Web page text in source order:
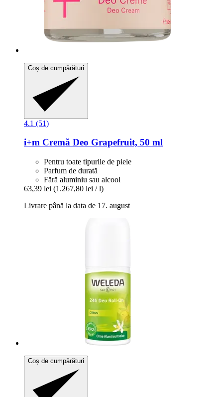
Coș de cumpărături
4.1 (51)
i+m Cremă Deo Grapefruit, 50 ml
Pentru toate tipurile de piele
Parfum de durată
Fără aluminiu sau alcool
63,39 lei (1.267,80 lei / l)
Livrare până la data de 17. august
Coș de cumpărături